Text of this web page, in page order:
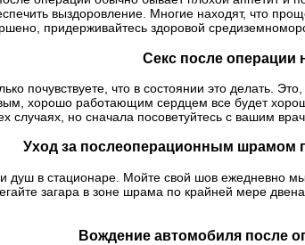
выздоровление. Многие находят, что
придерживайтесь здоровой
Секс после операции
почувствуете, что в состоянии это делать.
хорошо работающим сердцем все будет
случаях, но сначала посоветуйтесь с вашим
Уход за послеоперационным шрамом
в стационаре. Мойте свой шов ежедневно
загара в зоне шрама по крайней мере
Вождение автомобиля после